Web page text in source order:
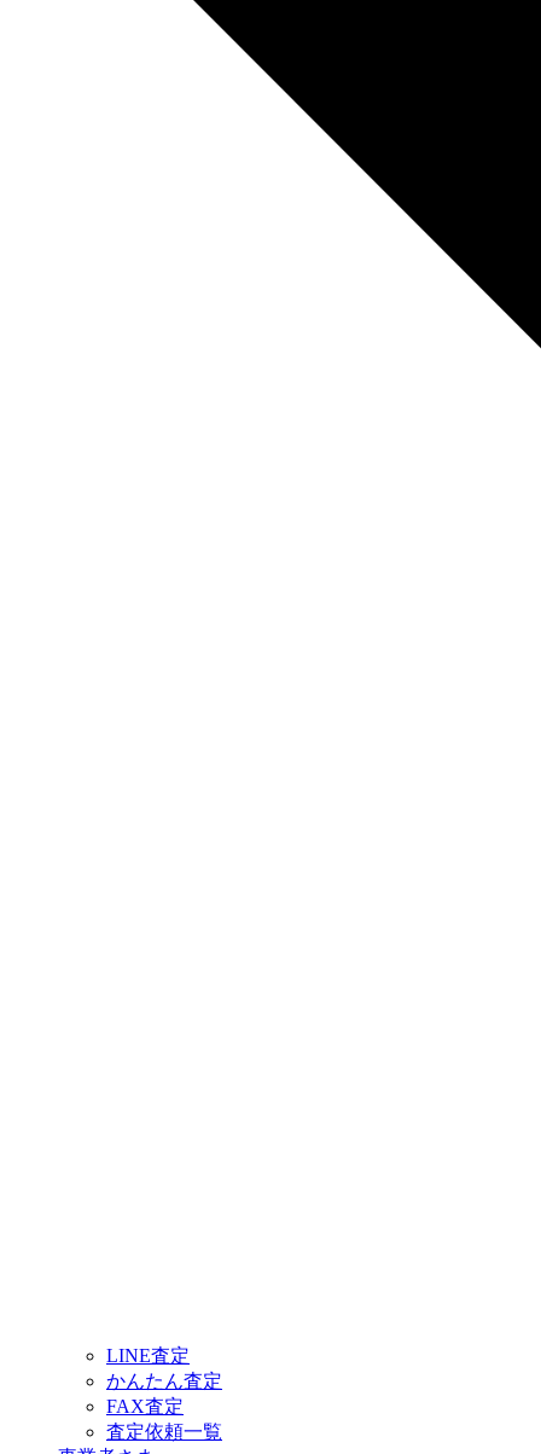
LINE査定
かんたん査定
FAX査定
査定依頼一覧